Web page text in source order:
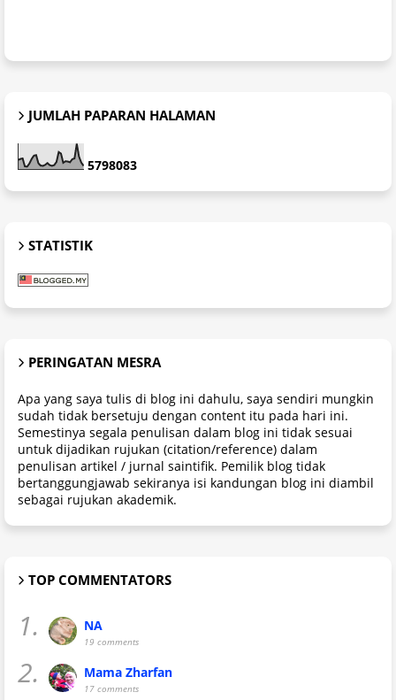
JUMLAH PAPARAN HALAMAN
5798083
STATISTIK
PERINGATAN MESRA
Apa yang saya tulis di blog ini dahulu, saya sendiri mungkin
sudah tidak bersetuju dengan content itu pada hari ini.
Semestinya segala penulisan dalam blog ini tidak sesuai
untuk dijadikan rujukan (citation/reference) dalam
penulisan artikel / jurnal saintifik. Pemilik blog tidak
bertanggungjawab sekiranya isi kandungan blog ini diambil
sebagai rujukan akademik.
TOP COMMENTATORS
1. NA
19 comments
2. Mama Zharfan
17 comments